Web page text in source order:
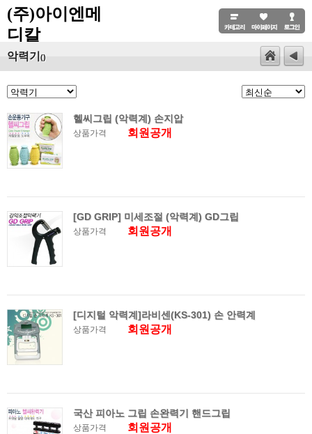
(주)아이엔메
디칼
악력기 ()
헬씨그립 (악력계) 손지압
상품가격 회원공개
[GD GRIP] 미세조절 (악력계) GD그립
상품가격 회원공개
[디지털 악력계]라비센(KS-301) 손 안력계
상품가격 회원공개
국산 피아노 그립 손완력기 핸드그립
상품가격 회원공개